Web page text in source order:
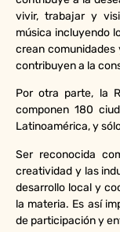
vivir, trabajar y
música incluyendo
crean comunidades
contribuyen a la
Por otra parte, la
componen 180
Latinoamérica, y
Ser reconocida
creatividad y las
desarrollo local y
la materia. Es así
de participación y